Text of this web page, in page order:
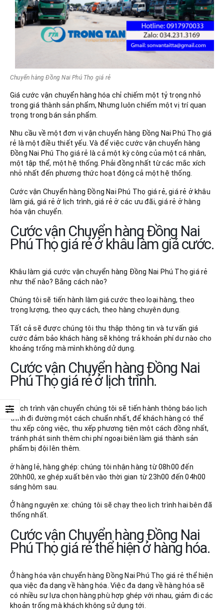
Chuyển hàng Đồng Nai Phú Thọ giá rẻ
Giá cước vận chuyển hàng hóa chỉ chiếm một tỷ trọng nhỏ
trong giá thành sản phẩm, Nhưng luôn chiếm một vị trí quan
trọng trong bán sản phẩm.
Nhu cầu về một đơn vị vận chuyển hàng Đồng Nai Phú Thọ giá
rẻ là một điều thiết yếu. Và để việc cước vận chuyển hàng
Đồng Nai Phú Thọ giá rẻ là cả một kỳ công của một cá nhân,
một tập thể, một hệ thống. Phải đồng nhất từ các mắc xích
nhỏ nhất đến phương thức hoạt động cả một hệ thống.
Cước vận Chuyển hàng Đồng Nai Phú Thọ giá rẻ, giá rẻ ở khâu
làm giá, giá rẻ ở lịch trình, giá rẻ ở các ưu đãi, giá rẻ ở hàng
hóa vận chuyển.
Cước vận Chuyển hàng Đồng Nai
Phú Thọ giá rẻ ở khâu làm giá cước.
Khâu làm giá cước vận chuyển hàng Đồng Nai Phú Thọ giá rẻ
như thế nào? Bằng cách nào?
Chúng tôi sẽ tiến hành làm giá cước theo loại hàng, theo
trọng lượng, theo quy cách, theo hàng chuyên dụng.
Tất cả sẽ được chúng tôi thu thập thông tin và tư vấn giá
cước đảm bảo khách hàng sẽ không trả khoản phí dư nào cho
khoảng trống mà mình không dử dụng.
Cước vận Chuyển hàng Đồng Nai
Phú Thọ giá rẻ ở lịch trình.
Ở lịch trình vận chuyển chúng tôi sẽ tiến hành thông báo lịch
trình đi đường một cách chuẩn nhất, để khách hàng có thể
thu xếp công việc, thu xếp phương tiện một cách đồng nhất,
tránh phát sinh thêm chi phí ngoại biên làm giá thành sản
phẩm bị đội lên thêm.
ở hàng lẻ, hàng ghép: chúng tôi nhận hàng từ 08h00 đến
20hh00, xe ghép xuất bên vào thời gian từ 23h00 đến 04h00
sáng hôm sau.
Ở hàng nguyên xe: chúng tôi sẽ chạy theo lịch trình hai bên đã
thống nhất.
Cước vận Chuyển hàng Đồng Nai
Phú Thọ giá rẻ thể hiện ở hàng hóa.
Ở hàng hóa vận chuyển hàng Đồng Nai Phú Thọ giá rẻ thể hiện
qua việc đa dạng về hàng hóa. Việc đa dạng về hàng hóa sẽ
có nhiều sự lựa chọn hàng phù hợp ghép với nhau, giảm đi các
khoản trống mà khách không sử dụng tới.